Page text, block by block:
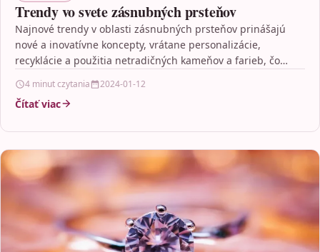
Trendy vo svete zásnubných prsteňov
Najnové trendy v oblasti zásnubných prsteňov prinášajú
nové a inovatívne koncepty, vrátane personalizácie,
recyklácie a použitia netradičných kameňov a farieb, čo
4 minut czytania 2024-01-12
Čítať viac